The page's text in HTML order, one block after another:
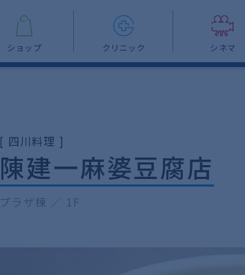
ショップ クリニック シネマ
[ 四川料理 ]
陳建一麻婆豆腐店
プラザ棟 ／ 1F